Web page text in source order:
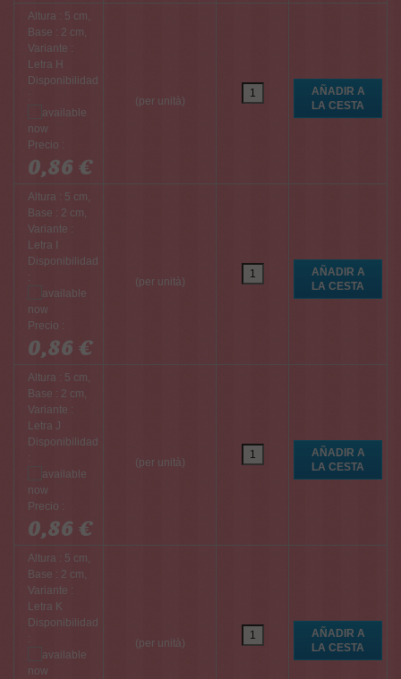
Altura : 5 cm,
Base : 2 cm,
Variante :
Letra H
Disponibilidad
:
Precio :
0,86 €
(per unità)
Altura : 5 cm,
Base : 2 cm,
Variante :
Letra I
Disponibilidad
:
Precio :
0,86 €
(per unità)
Altura : 5 cm,
Base : 2 cm,
Variante :
Letra J
Disponibilidad
:
Precio :
0,86 €
(per unità)
Altura : 5 cm,
Base : 2 cm,
Variante :
Letra K
Disponibilidad
:
(per unità)